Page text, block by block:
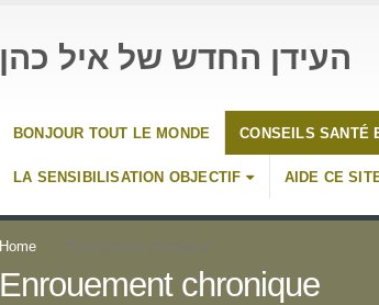
העידן החדש של איל כהן
BONJOUR TOUT LE MONDE CONSEILS SANTÉ
LA SENSIBILISATION OBJECTIF AIDE CE
Home Enrouement chronique
Enrouement chronique